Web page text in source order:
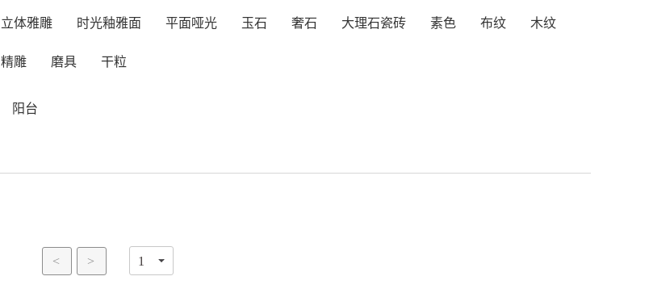
立体雅雕 时光釉雅面 平面哑光 玉石 奢石 大理石瓷砖 素色 布纹 木纹
精雕 磨具 干粒
阳台
< >